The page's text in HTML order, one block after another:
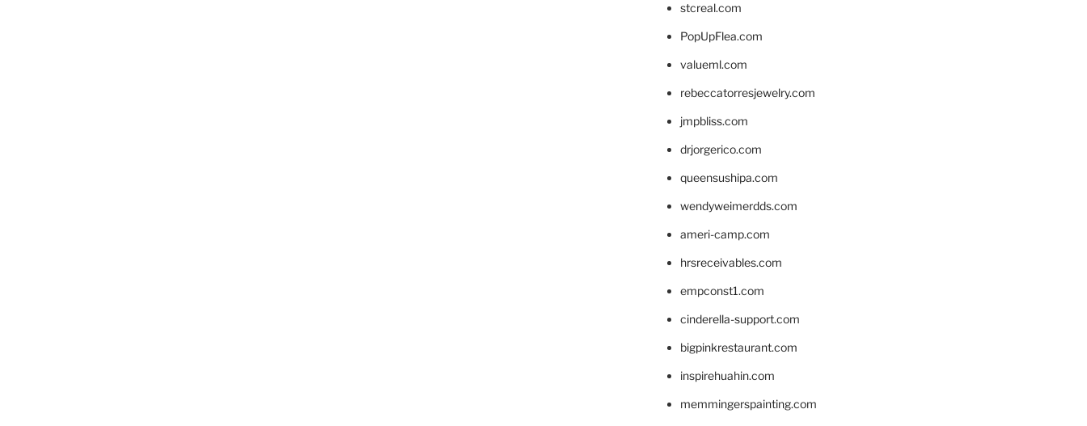
stcreal.com
PopUpFlea.com
valueml.com
rebeccatorresjewelry.com
jmpbliss.com
drjorgerico.com
queensushipa.com
wendyweimerdds.com
ameri-camp.com
hrsreceivables.com
empconst1.com
cinderella-support.com
bigpinkrestaurant.com
inspirehuahin.com
memmingerspainting.com